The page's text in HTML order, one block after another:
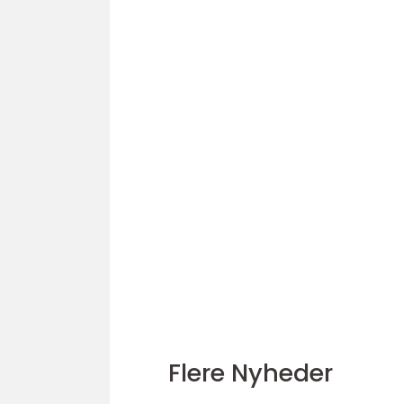
Flere Nyheder